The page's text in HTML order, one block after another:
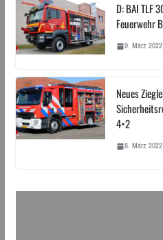
D: BAI TLF
Feuerwehr
9. März 2022
Neues
4×2
8. März 2022